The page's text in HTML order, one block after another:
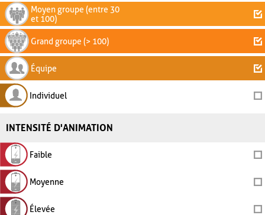
Moyen groupe (entre 30
et 100)
Grand groupe (> 100)
Équipe
Individuel
INTENSITÉ D'ANIMATION
Faible
Moyenne
Élevée